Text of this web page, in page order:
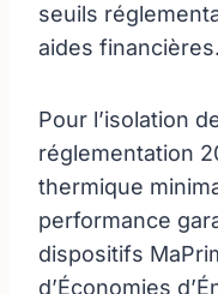
seuils
aides financières.
Pour l’isolation
réglementation
thermique
performance
dispositifs
d’Économies